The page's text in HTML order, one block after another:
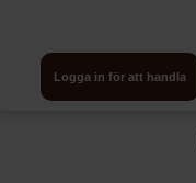
Logga in för att handla